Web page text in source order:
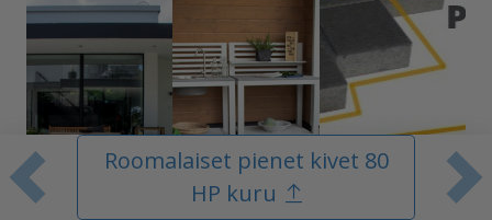
Edellinen tuote
Roomalaiset pienet kivet 80
HP kuru